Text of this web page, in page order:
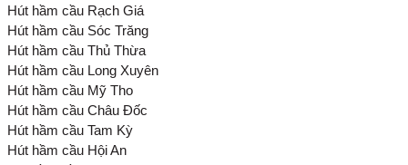
Hút hầm cầu Rạch Giá
Hút hầm cầu Sóc Trăng
Hút hầm cầu Thủ Thừa
Hút hầm cầu Long Xuyên
Hút hầm cầu Mỹ Tho
Hút hầm cầu Châu Đốc
Hút hầm cầu Tam Kỳ
Hút hầm cầu Hội An